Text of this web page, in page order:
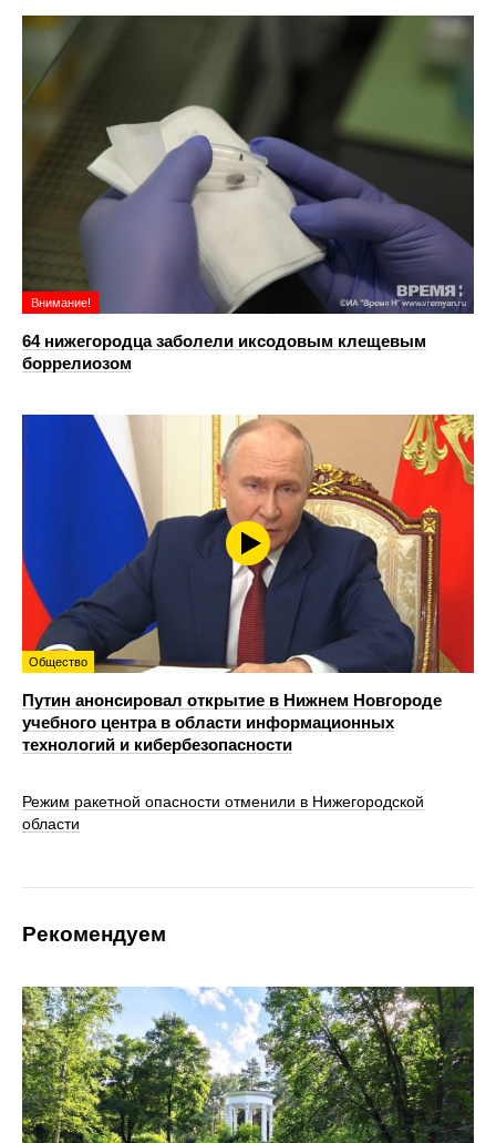
Внимание!
64 нижегородца заболели иксодовым клещевым
боррелиозом
Общество
Путин анонсировал открытие в Нижнем Новгороде
учебного центра в области информационных
технологий и кибербезопасности
Режим ракетной опасности отменили в Нижегородской
области
Рекомендуем